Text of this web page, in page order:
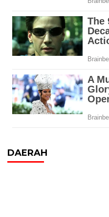
DAERAH